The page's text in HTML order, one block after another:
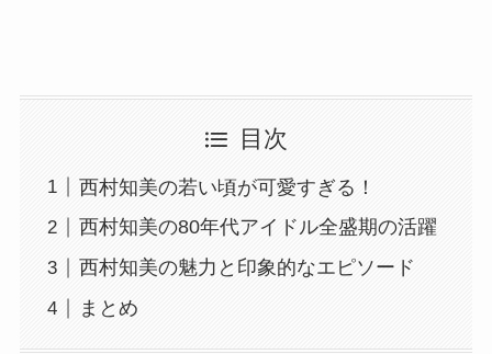
目次
西村知美の若い頃が可愛すぎる！
西村知美の80年代アイドル全盛期の活躍
西村知美の魅力と印象的なエピソード
まとめ